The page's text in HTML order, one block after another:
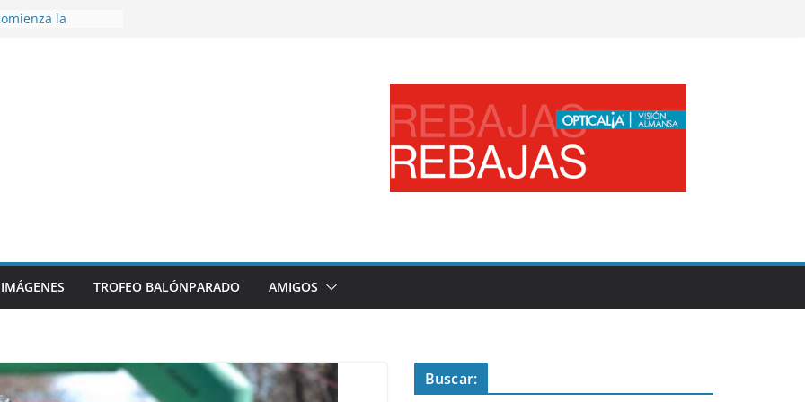
la
sumando
26/27
en el
de
IMÁGENES TROFEO BALÓNPARADO AMIGOS
Buscar: